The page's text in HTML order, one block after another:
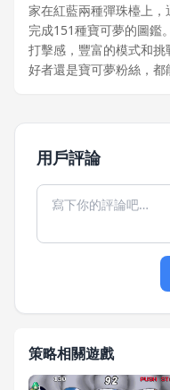
家在紅藍兩種彈珠檯上
完成151種寶可夢的圖鑑
打擊感，豐富的模式和
好者還是寶可夢粉絲，都
用戶評論
策略相關遊戲